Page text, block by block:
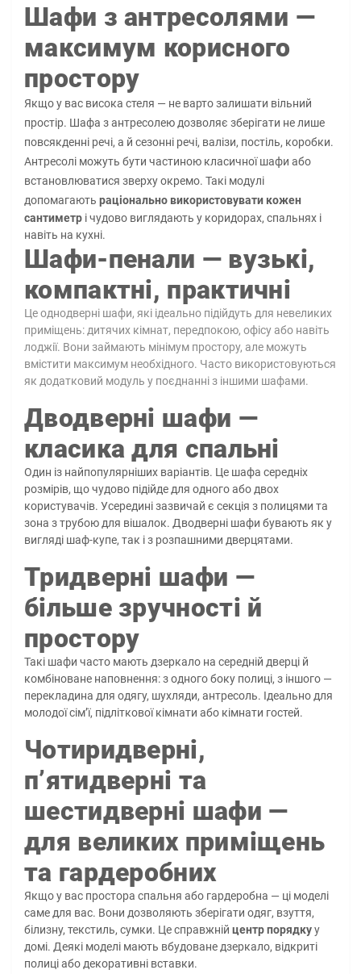
Шафи з антресолями —
максимум корисного
простору
Якщо у вас висока стеля — не варто залишати вільний
простір. Шафа з антресолею дозволяє зберігати не лише
повсякденні речі, а й сезонні речі, валізи, постіль, коробки.
Антресолі можуть бути частиною класичної шафи або
встановлюватися зверху окремо. Такі модулі
допомагають раціонально використовувати кожен
сантиметр і чудово виглядають у коридорах, спальнях і
навіть на кухні.
Шафи-пенали — вузькі,
компактні, практичні
Це однодверні шафи, які ідеально підійдуть для невеликих
приміщень: дитячих кімнат, передпокою, офісу або навіть
лоджії. Вони займають мінімум простору, але можуть
вмістити максимум необхідного. Часто використовуються
як додатковий модуль у поєднанні з іншими шафами.
Дводверні шафи —
класика для спальні
Один із найпопулярніших варіантів. Це шафа середніх
розмірів, що чудово підійде для одного або двох
користувачів. Усередині зазвичай є секція з полицями та
зона з трубою для вішалок. Дводверні шафи бувають як у
вигляді шаф-купе, так і з розпашними дверцятами.
Тридверні шафи —
більше зручності й
простору
Такі шафи часто мають дзеркало на середній дверці й
комбіноване наповнення: з одного боку полиці, з іншого —
перекладина для одягу, шухляди, антресоль. Ідеально для
молодої сім’ї, підліткової кімнати або кімнати гостей.
Чотиридверні,
п’ятидверні та
шестидверні шафи —
для великих приміщень
та гардеробних
Якщо у вас простора спальня або гардеробна — ці моделі
саме для вас. Вони дозволяють зберігати одяг, взуття,
білизну, текстиль, сумки. Це справжній центр порядкуу
домі. Деякі моделі мають вбудоване дзеркало, відкриті
полиці або декоративні вставки.